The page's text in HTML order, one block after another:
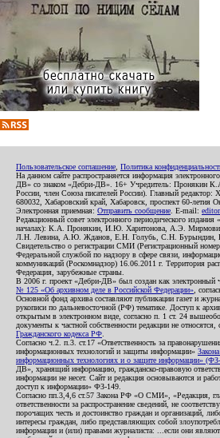
Пользовательское соглашение Политика
На данном сайте распространяется информация
ДВ» со знаком «Дебри-ДВ». 16+ Учредитель: Пронякин
России, член Союза писателей России). Главный
680032, Хабаровский край, Хабаровск, проспект 60-летия
Электронная приемная: Отправить сообщение . E-mail:
Редакционный совет электронного периодического
началах): К.А. Пронякин, И.Ю. Харитонова, А.Э.
Л.Н. Левина, А.Ю. Жданов, Е.Н. Голубь, С.Н. Бурындин,
Свидетельство о регистрации СМИ (Регистрационный
Федеральной службой по надзору в сфере связи,
коммуникаций (Роскомнадзор) 16.06.2011 г. Территория
Федерация, зарубежные страны.
В 2006 г. проект «Дебри-ДВ» был создан как электронный
№ 125 «Об архивном деле в Российской Федерации» ,
Основной фонд архива составляют публикации газет и
рукописи по дальневосточной (РФ) тематике. Доступ к
открытым в электронном виде, согласно п. 1 ст. 24
документы к частной собственности редакции не относятся,
Гражданского кодекса РФ
Согласно ч.2. п.3. ст.17 «Ответственность за
информационных технологий и защиты информации»
информационных технологиях и о защите информации»
ДВ», хранящий информацию, гражданско-правовую
информации не несет. Сайт и редакция основываются и
доступ к информации» ФЗ-149.
Согласно пп.3,4,6 ст.57 Закона РФ «О СМИ», «Редакция,
ответственности за распространение сведений, не
порочащих честь и достоинство граждан и организаций,
интересы граждан, либо представляющих собой
информации и (или) правами журналиста: ...если они